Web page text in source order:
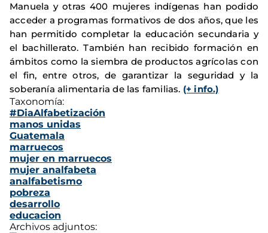
Manuela y otras 400 mujeres indígenas han podido
acceder a programas formativos de dos años, que les
han permitido completar la educación secundaria y
el bachillerato. También han recibido formación en
ámbitos como la siembra de productos agrícolas con
el fin, entre otros, de garantizar la seguridad y la
soberanía alimentaria de las familias. (+ info.)
Taxonomía:
#DiaAlfabetización
manos unidas
Guatemala
marruecos
mujer en marruecos
mujer analfabeta
analfabetismo
pobreza
desarrollo
educacion
Archivos adjuntos: